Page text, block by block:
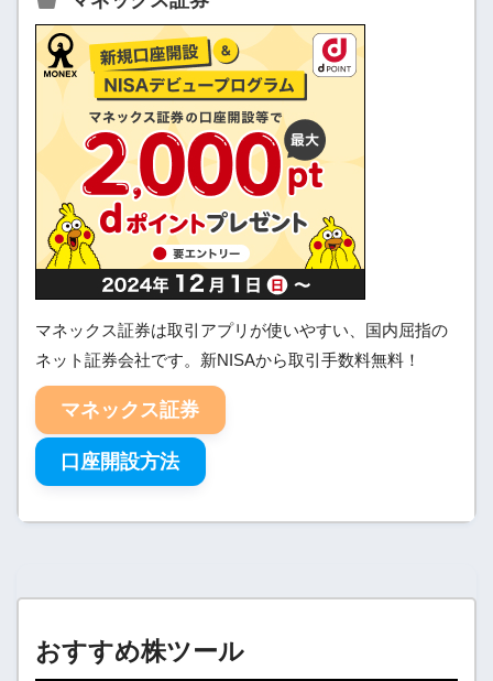
マネックス証券は取引アプリが使いやすい、国内屈指の
ネット証券会社です。新NISAから取引手数料無料！
マネックス証券
口座開設方法
おすすめ株ツール